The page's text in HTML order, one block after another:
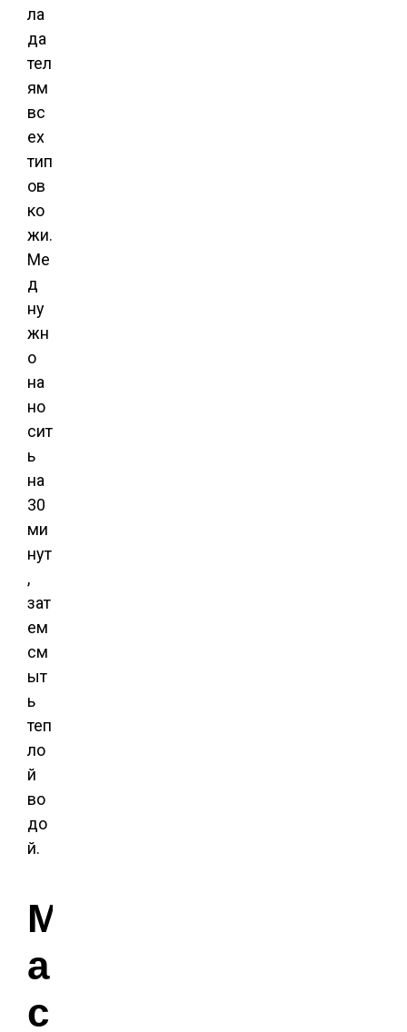
ла
да
тел
ям
вс
ех
тип
ов
ко
жи.
Ме
д
ну
жн
о
на
но
сит
ь
на
30
ми
нут
,
зат
ем
см
ыт
ь
теп
ло
й
во
до
й.
М
а
с